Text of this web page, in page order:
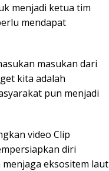
menjadi ketua tim
mendapat
masukan dari
kita adalah
pun menjadi
video Clip
diri
eksositem laut